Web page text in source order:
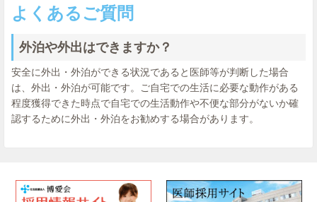
よくあるご質問
外泊や外出はできますか？
安全に外出・外泊ができる状況であると医師等が判断した場合
は、外出・外泊が可能です。ご自宅での生活に必要な動作がある
程度獲得できた時点で自宅での生活動作や不便な部分がないか確
認するために外出・外泊をお勧めする場合があります。